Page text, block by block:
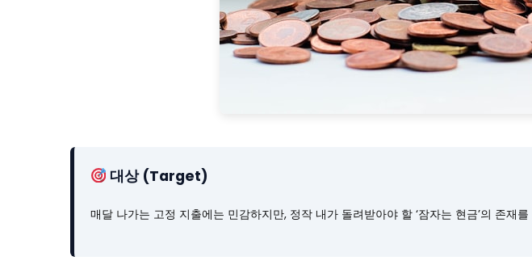
대상 (Target)
매달 나가는 고정 지출에는 민감하지만, 정작 내가 돌려받아야 할 ‘잠자는 현금’의 존재